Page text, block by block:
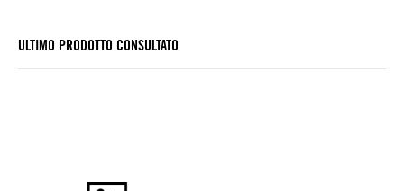
ULTIMO PRODOTTO CONSULTATO